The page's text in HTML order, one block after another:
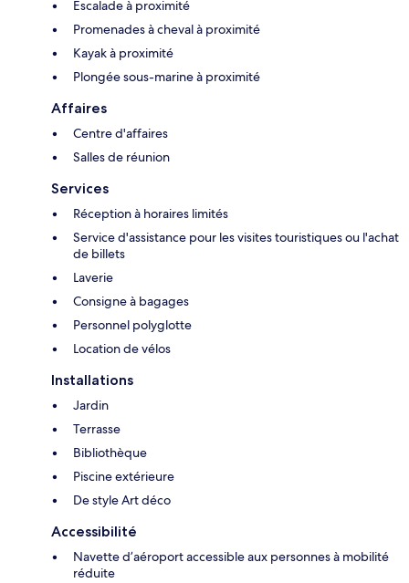
Escalade à proximité
Promenades à cheval à proximité
Kayak à proximité
Plongée sous-marine à proximité
Affaires
Centre d'affaires
Salles de réunion
Services
Réception à horaires limités
Service d'assistance pour les visites touristiques ou l'achat
de billets
Laverie
Consigne à bagages
Personnel polyglotte
Location de vélos
Installations
Jardin
Terrasse
Bibliothèque
Piscine extérieure
De style Art déco
Accessibilité
Navette d’aéroport accessible aux personnes à mobilité
réduite